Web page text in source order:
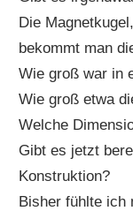
Die
bekommt man
Wie groß war in
Wie groß etwa
Welche
Gibt es jetzt
Konstruktion?
Bisher fühlte ich